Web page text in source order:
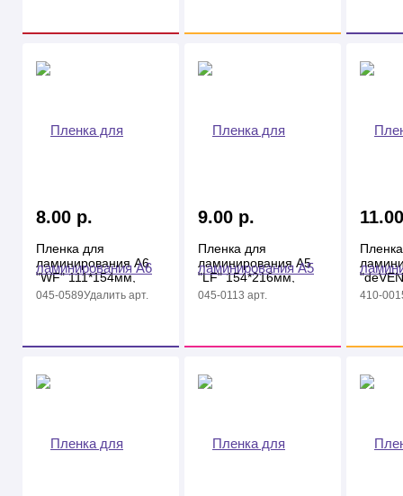
8.00 р.
Пленка для
ламинирования А6
"WF" 111*154мм,
125мкм
045-0589Удалить арт.
9.00 р.
Пленка для
ламинирования А5
"LF" 154*216мм,
125мкм
045-0113 арт. 410-